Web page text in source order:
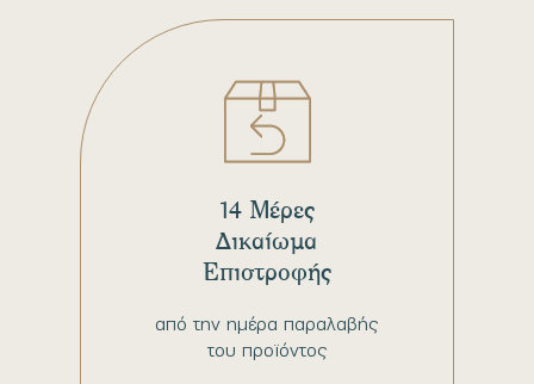
από την ημέρα παραλαβής
του προϊόντος
14 Μέρες
Δικαίωμα
Επιστροφής